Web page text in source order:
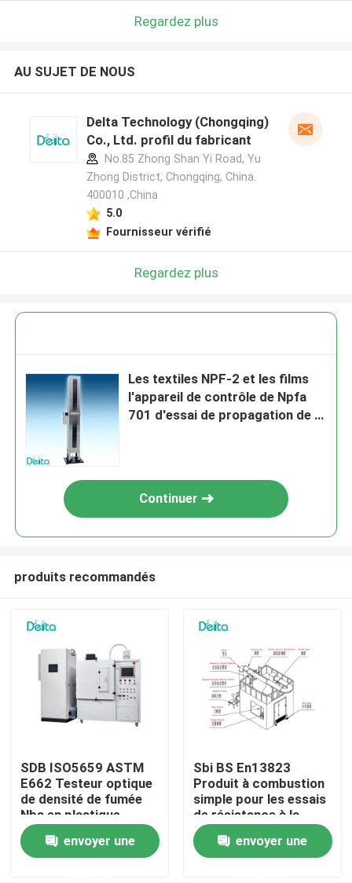
À la maison
Regardez plus
AU SUJET DE NOUS
Delta Technology (Chongqing)
Co., Ltd. profil du fabricant
No.85 Zhong Shan Yi Road, Yu
Zhong District, Chongqing, China.
400010 ,China
5.0
Fournisseur vérifié
Regardez plus
Les textiles NPF-2 et les films
l'appareil de contrôle de Npfa
701 d'essai de propagation de la
Continuer
produits recommandés
SDB ISO5659 ASTM
E662 Testeur optique
de densité de fumée
Nbs en plastique
envoyer une
Sbi BS En13823
Produit à combustion
simple pour les essais
de résistance à la
flamme
envoyer une